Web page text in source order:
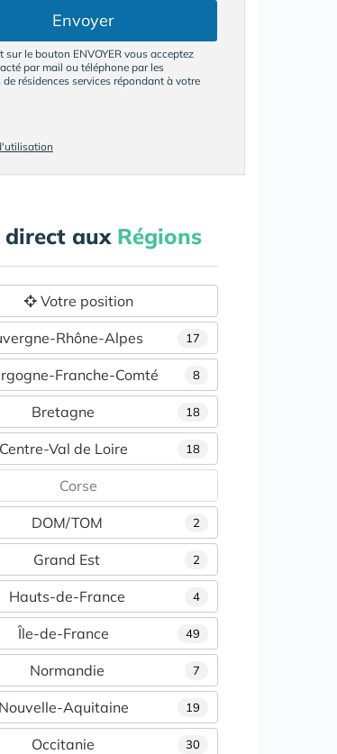
Envoyer
sur le bouton ENVOYER vous acceptez
par mail ou téléphone par les
résidences services répondant à votre
direct aux Régions
Votre position
17
Rhône-Alpes
8
Franche-Comté
18
Bretagne
18
Centre-Val de Loire
Corse
2
DOM/TOM
2
Grand Est
4
Hauts-de-France
49
Île-de-France
7
Normandie
19
Nouvelle-Aquitaine
30
Occitanie